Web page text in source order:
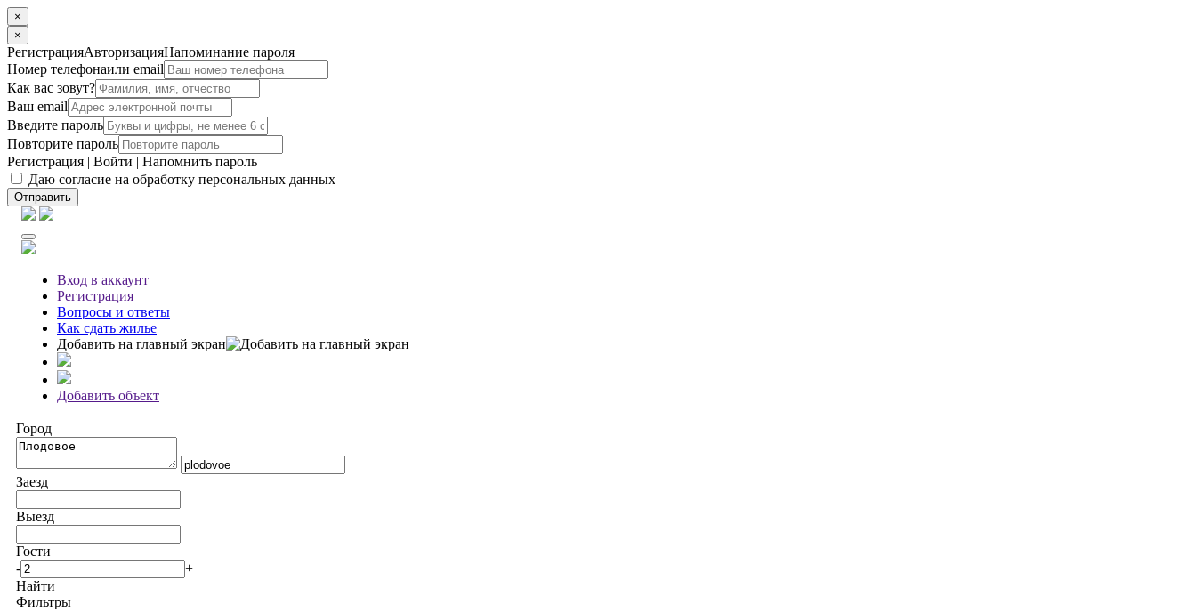
×
×
РегистрацияАвторизацияНапоминание пароля
Номер телефонаили email
Как вас зовут?
Ваш email
Введите пароль
Повторите пароль
Регистрация | Войти | Напомнить пароль
Даю согласие на обработку персональных данных
Отправить
Вход в аккаунт
Регистрация
Вопросы и ответы
Как сдать жилье
Добавить на главный экран
Добавить объект
Город
Заезд
Выезд
Гости
-
+
Найти
Фильтры